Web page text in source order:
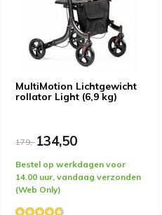
MultiMotion Lichtgewicht
rollator Light (6,9 kg)
179,-134,50
Bestel op werkdagen voor
14.00 uur, vandaag verzonden
(Web Only)